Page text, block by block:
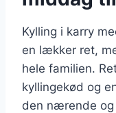
Kylling i karry
en lækker ret,
hele familien.
kyllingekød og
den nærende og